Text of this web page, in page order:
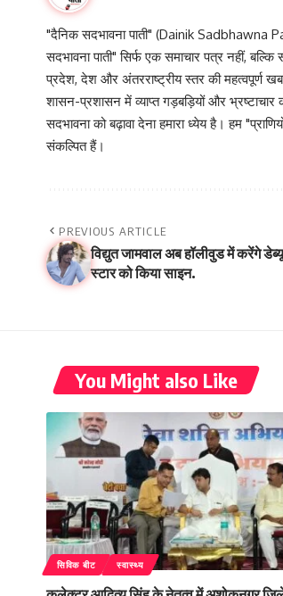
"दैनिक सदभावना पाती" (Dainik Sadbhawna
सदभावना पाती" सिर्फ एक समाचार पत्र नहीं,
प्रदेश, देश और अंतरराष्ट्रीय स्तर की महत्वपूर्ण
शासन-प्रशासन में व्याप्त गड़बड़ियों और
सदभावना को बढ़ावा देना हमारा ध्येय है। हम
संकल्पित हैं।
PREVIOUS ARTICLE
विद्युत जामवाल अब हॉलीवुड में करेंगे
स्टार को किया साइन.
You Might also Like
सिविक बीट स्वास्थ्य